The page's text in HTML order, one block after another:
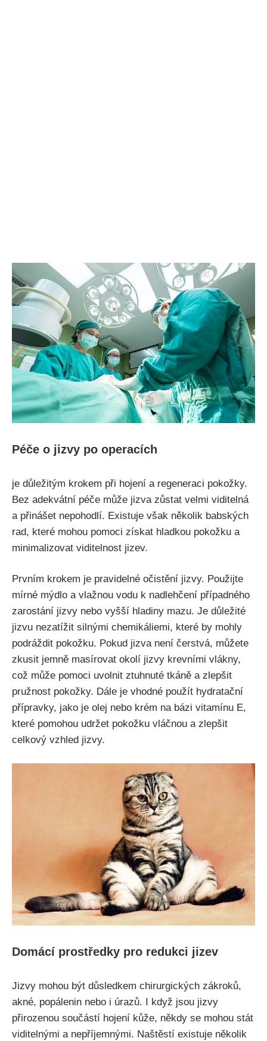
Péče o jizvy po‌ operacích
je důležitým krokem ⁣při hojení a ‌regeneraci pokožky.
Bez adekvátní péče může jizva zůstat velmi viditelná
a přinášet nepohodlí. Existuje však několik babských
rad, které mohou pomoci ⁤získat hladkou pokožku ⁤a
minimalizovat viditelnost jizev.
Prvním krokem je pravidelné očistění jizvy. Použijte
mírné mýdlo a vlažnou vodu k nadlehčení případného​
zarostání jizvy nebo vyšší hladiny mazu. Je důležité
jizvu nezatížit silnými chemikáliemi, které by mohly
podráždit pokožku. Pokud ​jizva není čerstvá, můžete
zkusit ‌jemně‍ masírovat okolí jizvy krevními vlákny,
což může pomoci⁣ uvolnit​ ztuhnuté tkáně a zlepšit
pružnost pokožky. Dále je vhodné použít hydratační
⁤přípravky, jako je⁤ olej⁤ nebo ⁢krém na bázi vitamínu E,
které pomohou udržet pokožku vláčnou a zlepšit
celkový vzhled jizvy.
Domácí prostředky⁤ pro redukci jizev
Jizvy mohou být důsledkem chirurgických⁣ zákroků,
akné, popálenin⁤ nebo i úrazů. I když jsou jizvy
přirozenou součástí hojení kůže, někdy se mohou stát
‌viditelnými ⁣a nepříjemnými. Naštěstí existuje několik